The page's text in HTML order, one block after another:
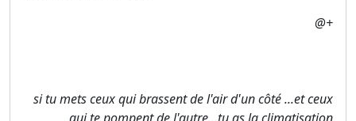
@+
si tu mets ceux qui brassent de l'air d'un côté ...et ceux